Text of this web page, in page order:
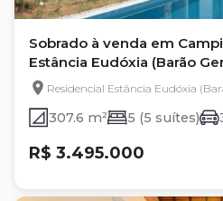
Sobrado à venda em
Estância Eudóxia (Barão
Residencial Estância Eudóxia
307.6 m² 5 (5 suítes)
R$ 3.495.000